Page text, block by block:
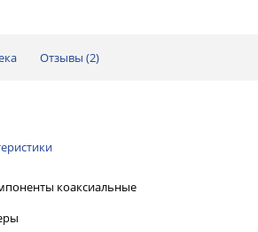
Отзывы (2)
коаксиальные